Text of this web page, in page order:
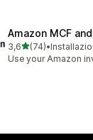
Amazon MCF
3,6stelle su 5
(74)
74 recensioni totali
•
Use your Amazon